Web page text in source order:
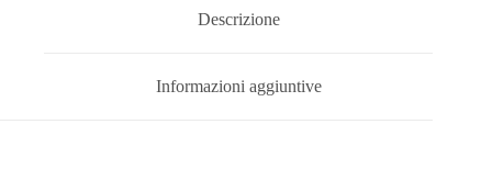
Descrizione
Informazioni aggiuntive